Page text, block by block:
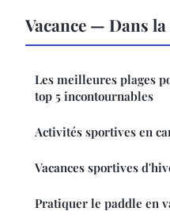
Vacance — Dans
Les meilleures plages
top 5 incontournables
Activités sportives en
Vacances sportives
Pratiquer le paddle en